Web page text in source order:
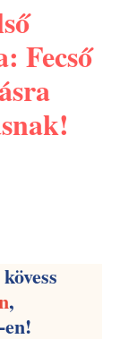
Fecső
,
-en!